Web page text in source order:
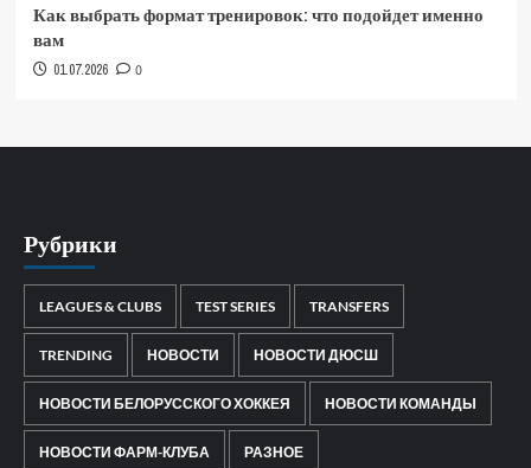
Как выбрать формат тренировок: что подойдет именно
вам
01.07.2026 0
Рубрики
LEAGUES & CLUBS TEST SERIES TRANSFERS
TRENDING НОВОСТИ НОВОСТИ ДЮСШ
НОВОСТИ БЕЛОРУССКОГО ХОККЕЯ НОВОСТИ КОМАНДЫ
НОВОСТИ ФАРМ-КЛУБА РАЗНОЕ